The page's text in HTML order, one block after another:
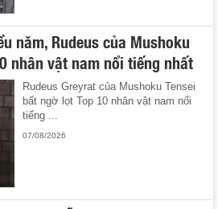
năm, Rudeus của Mushoku
nhân vật nam nổi tiếng nhất
Rudeus Greyrat của Mushoku Tensei
bất ngờ lọt Top 10 nhân vật nam nổi
tiếng ...
07/08/2026